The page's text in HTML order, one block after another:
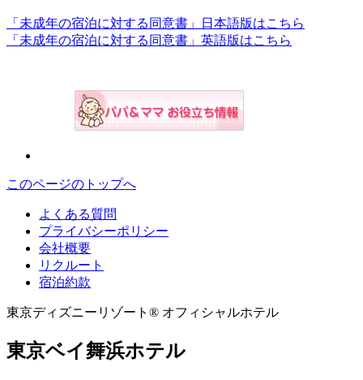
「未成年の宿泊に対する同意書」日本語版はこちら
「未成年の宿泊に対する同意書」英語版はこちら
このページのトップへ
よくある質問
プライバシーポリシー
会社概要
リクルート
宿泊約款
東京ディズニーリゾート® オフィシャルホテル
東京ベイ舞浜ホテル